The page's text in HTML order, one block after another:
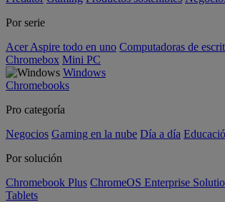
Por serie
Acer Aspire todo en uno Computadoras de
Chromebox Mini PC
Windows
Chromebooks
Pro categoría
Negocios Gaming en la nube Día a día
Por solución
Chromebook Plus ChromeOS Enterprise
Tablets